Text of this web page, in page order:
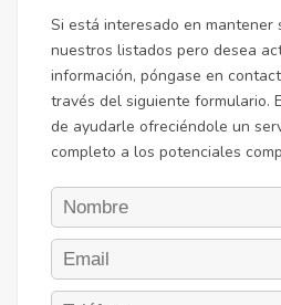
Si está interesado en mantener
nuestros listados pero desea
información, póngase en
través del siguiente formulario.
de ayudarle ofreciéndole un
completo a los potenciales